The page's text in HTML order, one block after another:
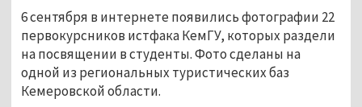
6 сентября в интернете появились фотографии 22
первокурсников истфака КемГУ, которых раздели
на посвящении в студенты. Фото сделаны на
одной из региональных туристических баз
Кемеровской области.